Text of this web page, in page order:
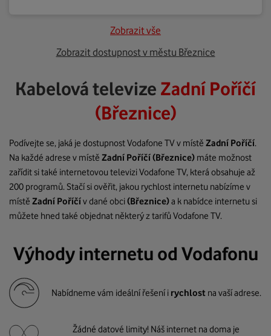
Zobrazit vše
Zobrazit dostupnost v městu Březnice
Kabelová televize Zadní Poříčí
(Březnice)
Podívejte se, jaká je dostupnost Vodafone TV v místě Zadní Poříčí.
Na každé adrese v místě Zadní Poříčí(Březnice) máte možnost
zařídit si také internetovou televizi Vodafone TV, která obsahuje až
200 programů. Stačí si ověřit, jakou rychlost internetu nabízíme v
místě Zadní Poříčív dané obci(Březnice)a k nabídce internetu si
můžete hned také objednat některý z tarifů Vodafone TV.
Výhody internetu od Vodafonu
Nabídneme vám ideální řešení i rychlost na vaší adrese.
Žádné datové limity! Náš internet na doma je